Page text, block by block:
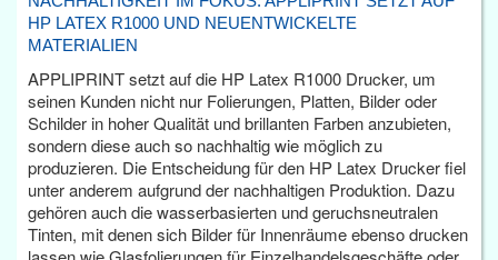
HP LATEX R1000 UND NEUENTWICKELTE
MATERIALIEN
APPLIPRINT setzt auf die HP Latex R1000 Drucker, um
seinen Kunden nicht nur Folierungen, Platten, Bilder oder
Schilder in hoher Qualität und brillanten Farben anzubieten,
sondern diese auch so nachhaltig wie möglich zu
produzieren. Die Entscheidung für den HP Latex Drucker fiel
unter anderem aufgrund der nachhaltigen Produktion. Dazu
gehören auch die wasserbasierten und geruchsneutralen
Tinten, mit denen sich Bilder für Innenräume ebenso drucken